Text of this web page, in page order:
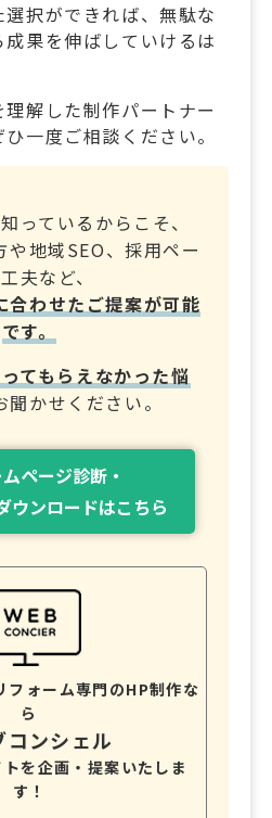
択ができれば、無駄な
果を伸ばしていけるは
解した制作パートナー
一度ご相談ください。
っているからこそ、
地域SEO、採用ペー
夫など、
合わせたご提案が可能
です。
てもらえなかった悩
聞かせください。
ページ診断・
ウンロードはこちら
フォーム専門のHP制作な
ら
コンシェル
を企画・提案いたしま
す！